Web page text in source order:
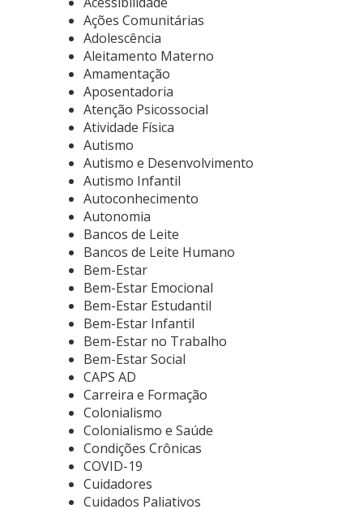
Ações Comunitárias
Adolescência
Aleitamento Materno
Amamentação
Aposentadoria
Atenção Psicossocial
Atividade Física
Autismo
Autismo e Desenvolvimento
Autismo Infantil
Autoconhecimento
Autonomia
Bancos de Leite
Bancos de Leite Humano
Bem-Estar
Bem-Estar Emocional
Bem-Estar Estudantil
Bem-Estar Infantil
Bem-Estar no Trabalho
Bem-Estar Social
CAPS AD
Carreira e Formação
Colonialismo
Colonialismo e Saúde
Condições Crônicas
COVID-19
Cuidadores
Cuidados Paliativos